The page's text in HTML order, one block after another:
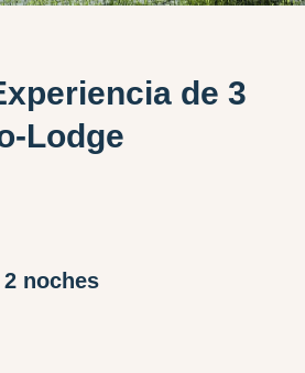
de 3
Lodge
noches